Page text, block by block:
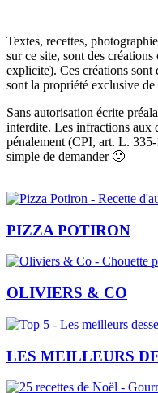
Textes, recettes,
sur ce site, sont des
explicite). Ces créations sont
sont la propriété exclusive de
Sans autorisation écrite
interdite. Les infractions aux
pénalement (CPI, art. L.
simple de demander 🙂
PIZZA POTIRON
OLIVIERS & CO
LES MEILLEURS